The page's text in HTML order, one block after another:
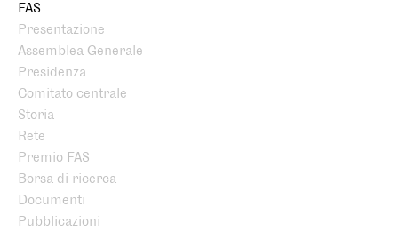
FAS
Presentazione
Assemblea Generale
Presidenza
Comitato centrale
Storia
Rete
Premio FAS
Borsa di ricerca
Documenti
Pubblicazioni